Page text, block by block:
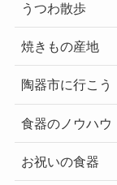
うつわ散歩
焼きもの産地
陶器市に行こう
食器のノウハウ
お祝いの食器